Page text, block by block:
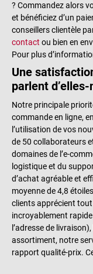
? Commandez alors
et bénéficiez d’un
conseillers clientèle
contact ou bien en
Pour plus
Une
parlent
Notre principale
commande en ligne,
l’utilisation de vos
de 50 collaborateurs
domaines de l’e-
logistique et du
d’achat agréable et
moyenne de 4,8
clients apprécient
incroyablement
l’adresse de
assortiment, notre
rapport qualité-prix.